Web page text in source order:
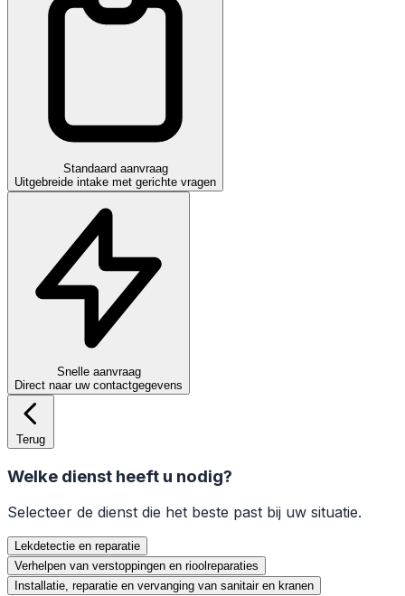
Standaard aanvraag
Uitgebreide intake met gerichte vragen
Snelle aanvraag
Direct naar uw contactgegevens
Terug
Welke dienst heeft u nodig?
Selecteer de dienst die het beste past bij uw situatie.
Lekdetectie en reparatie
Verhelpen van verstoppingen en rioolreparaties
Installatie, reparatie en vervanging van sanitair en kranen